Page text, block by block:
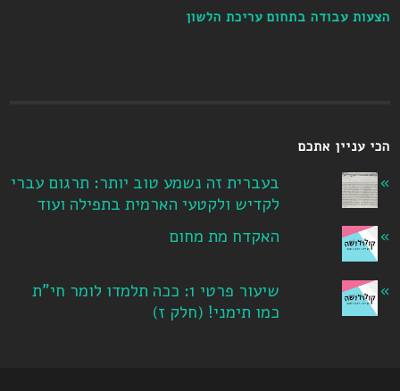
הצעות עבודה בתחום עריכת הלשון
הכי עניין אתכם
בעברית זה נשמע טוב יותר: תרגום עברי
לקדיש ולקטעי הארמית בתפילה ועוד
האקדח מת מחום
שיעור פרטי 1: ככה תלמדו לומר חי"ת
כמו תימני! ‏(חלק ז‏)